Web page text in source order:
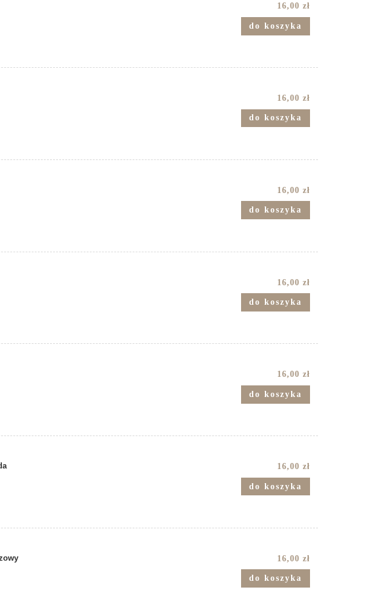
16,00 zł
do koszyka
16,00 zł
do koszyka
16,00 zł
do koszyka
16,00 zł
do koszyka
16,00 zł
do koszyka
16,00 zł
do koszyka
16,00 zł
do koszyka